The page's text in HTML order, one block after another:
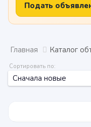
Подать
Главная Каталог
Сортировать по: